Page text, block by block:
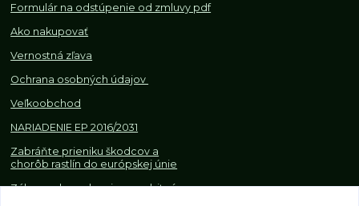
Formulár na odstúpenie od zmluvy pdf
Ako nakupovať
Vernostná zľava
Ochrana osobných údajov
Veľkoobchod
NARIADENIE EP 2016/2031
Zabráňte prieniku škodcov a
chorôb rastlín do európskej únie
Zákazy, obmedzenia a osobitné